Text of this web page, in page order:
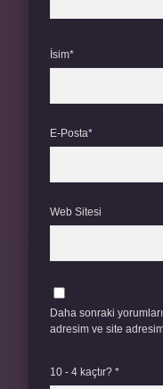
İsim*
E-Posta*
Web Sitesi
Daha sonraki
adresim ve site
10 - 4 kaçtır? *